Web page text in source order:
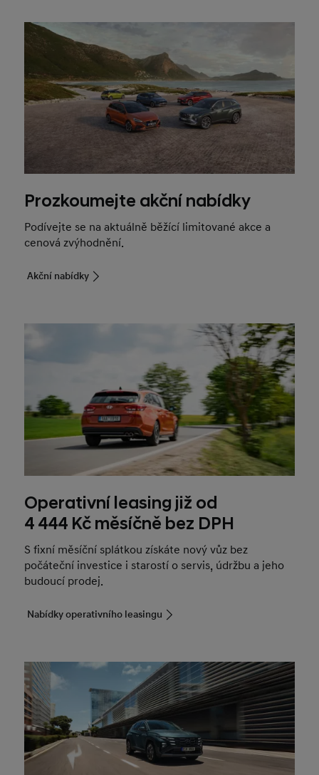
Prozkoumejte akční nabídky
Podívejte se na aktuálně běžící limitované akce a
cenová zvýhodnění.
Akční nabídky
Operativní leasing již od
4 444 Kč měsíčně bez DPH
S fixní měsíční splátkou získáte nový vůz bez
počáteční investice i starostí o servis, údržbu a jeho
budoucí prodej.
Nabídky operativního leasingu